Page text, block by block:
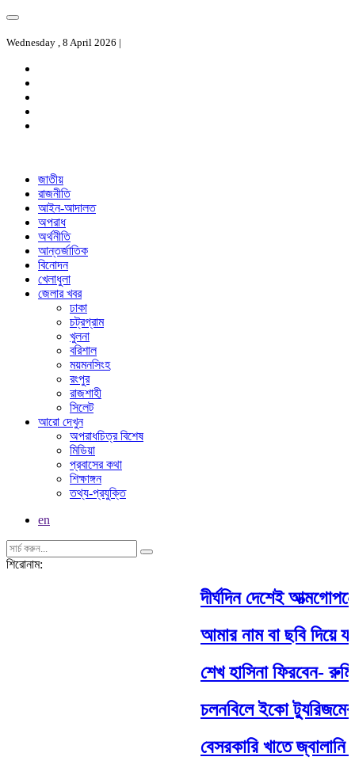
Wednesday , 8 April 2026 |
জাতীয়
রাজনীতি
আইন-আদালত
অপরাধ
অর্থনীতি
আন্তর্জাতিক
বিনোদন
খেলাধুলা
জেলার খবর
ঢাকা
চট্রগ্রাম
খুলনা
বরিশাল
ময়মনসিংহ
রংপুর
রাজশাহী
সিলেট
আরো দেখুন
অপরাধচিত্র বিশেষ
মিডিয়া
প্রবাসের কথা
শিক্ষাঙ্গন
তথ্য-প্রযুক্তি
en
শিরোনাম:
দীর্ঘদিন দেশেই আত্মগোপনে
আমার নাম বা ছবি দিয়ে যা
শেখ হাসিনা ফিরবেন-
চলনবিলে ইকো ট্যুরিজমের
বেসরকারি খাতে জ্বালানি